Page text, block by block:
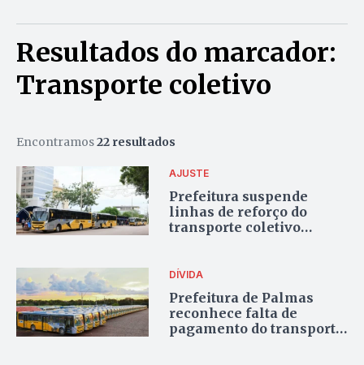
Resultados do marcador:
Transporte coletivo
Encontramos22 resultados
AJUSTE
Prefeitura suspende
linhas de reforço do
transporte coletivo
DÍVIDA
Prefeitura de Palmas
reconhece falta de
pagamento do transporte